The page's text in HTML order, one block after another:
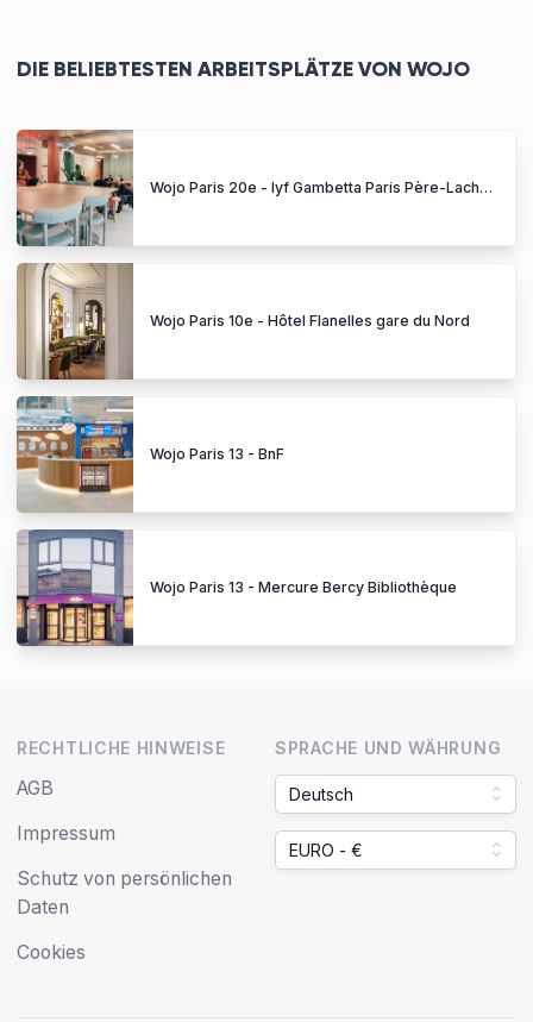
DIE BELIEBTESTEN ARBEITSPLÄTZE VON WOJO
Wojo Paris 20e - lyf Gambetta Paris Père-Lachaise
Wojo Paris 10e - Hôtel Flanelles gare du Nord
Wojo Paris 13 - BnF
Wojo Paris 13 - Mercure Bercy Bibliothèque
RECHTLICHE HINWEISE
AGB
Impressum
Schutz von persönlichen
Daten
Cookies
SPRACHE UND WÄHRUNG
Deutsch
EURO - €